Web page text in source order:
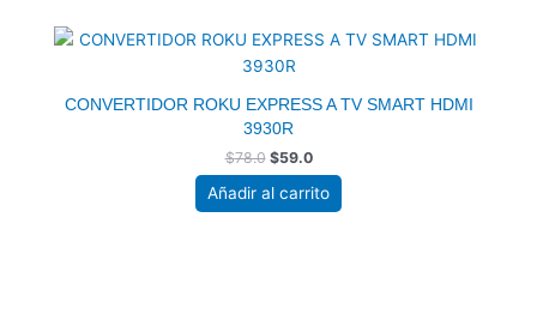
CONVERTIDOR ROKU EXPRESS A TV SMART HDMI
3930R
$78.0
original
era:
$78.0.
$59.0
actual
es:
Añadir al carrito